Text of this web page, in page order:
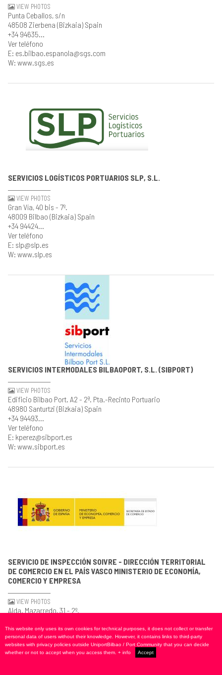
VIEW PHOTOS
Punta Ceballos, s/n
48508 Zierbena (Bizkaia) Spain
+34 94635...
Ver teléfono
E: es.bilbao.espanola@sgs.com
W: www.sgs.es
SERVICIOS LOGÍSTICOS PORTUARIOS SLP, S.L.
VIEW PHOTOS
Gran Vía, 40 bis - 7º.
48009 Bilbao (Bizkaia) Spain
+34 94424...
Ver teléfono
E: slp@slp.es
W: www.slp.es
SERVICIOS INTERMODALES BILBAOPORT, S.L. (SIBPORT)
VIEW PHOTOS
Edificio Bilbao Port. A2 - 2ª. Pta.-Recinto Portuario
48980 Santurtzi (Bizkaia) Spain
+34 94493...
Ver teléfono
E: kperez@sibport.es
W: www.sibport.es
SERVICIO DE INSPECCIÓN SOIVRE - DIRECCIÓN TERRITORIAL
DE COMERCIO EN EL PAÍS VASCO MINISTERIO DE ECONOMÍA,
COMERCIO Y EMPRESA
VIEW PHOTOS
Alda. Mazarredo, 31 - 2º.
+34 94435...
Ver teléfono
E: bilbao.cice@comercio.mineco.es
W: www.comercio.mineco.gob.es
This website only uses its own cookies for technical purposes, it does not collect or transfer
personal data of users without their knowledge. However, it contains links to third-party
websites with privacy policies outside UniportBilbao / Port Community that you can decide
whether or not to accept when you access them. + info Accept